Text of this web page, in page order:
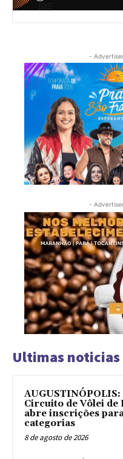
-
-
Ultimas noticias
AUGUSTINÓPOLIS:
Circuito de Vôlei de
abre inscrições
categorias
8 de agosto de 2026